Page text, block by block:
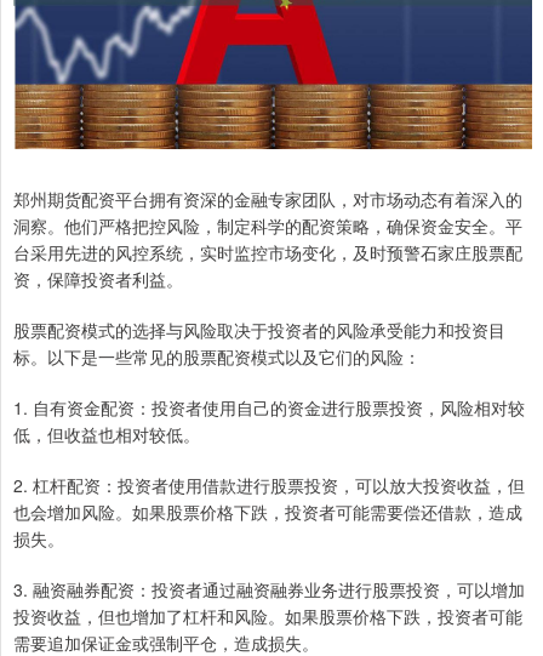
郑州期货配资平台拥有资深的金融专家团队，对市场动态有着深入的
洞察。他们严格把控风险，制定科学的配资策略，确保资金安全。平
台采用先进的风控系统，实时监控市场变化，及时预警石家庄股票配
资，保障投资者利益。
股票配资模式的选择与风险取决于投资者的风险承受能力和投资目
标。以下是一些常见的股票配资模式以及它们的风险：
1. 自有资金配资：投资者使用自己的资金进行股票投资，风险相对较
低，但收益也相对较低。
2. 杠杆配资：投资者使用借款进行股票投资，可以放大投资收益，但
也会增加风险。如果股票价格下跌，投资者可能需要偿还借款，造成
损失。
3. 融资融券配资：投资者通过融资融券业务进行股票投资，可以增加
投资收益，但也增加了杠杆和风险。如果股票价格下跌，投资者可能
需要追加保证金或强制平仓，造成损失。